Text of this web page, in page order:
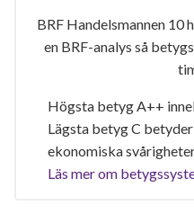
BRF Handelsmannen 10
en BRF-analys så
Högsta betyg A++
Lägsta betyg C
ekonomiska
Läs mer om